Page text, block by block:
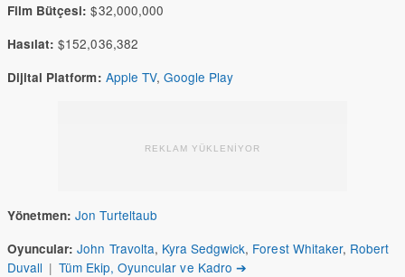
Film Bütçesi: $32,000,000
Hasılat: $152,036,382
Dijital Platform: Apple TV, Google Play
REKLAM YÜKLENİYOR
Yönetmen: Jon Turteltaub
Oyuncular: John Travolta, Kyra Sedgwick, Forest Whitaker, Robert
Duvall | Tüm Ekip, Oyuncular ve Kadro ➔